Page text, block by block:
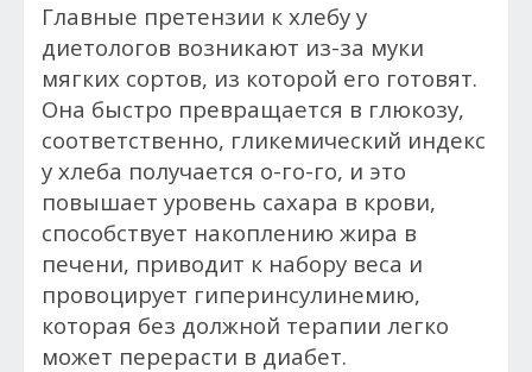
Главные претензии к хлебу у
диетологов возникают из-за муки
мягких сортов, из которой его готовят.
Она быстро превращается в глюкозу,
соответственно, гликемический индекс
у хлеба получается о-го-го, и это
повышает уровень сахара в крови,
способствует накоплению жира в
печени, приводит к набору веса и
провоцирует гиперинсулинемию,
которая без должной терапии легко
может перерасти в диабет.